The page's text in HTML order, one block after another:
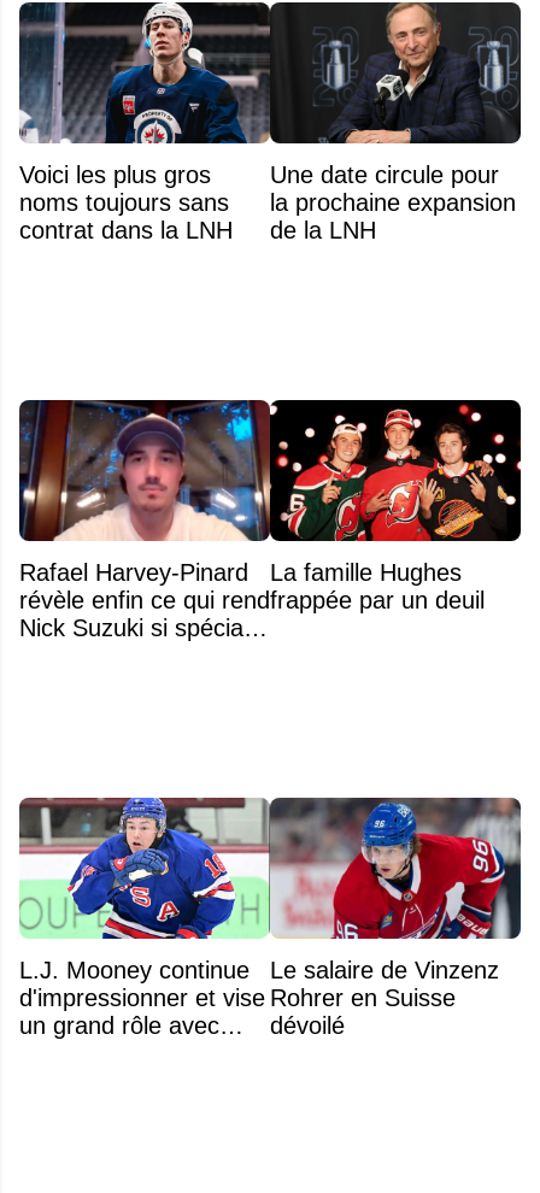
Voici les plus gros
noms toujours sans
contrat dans la LNH
Une date circule pour
la prochaine expansion
de la LNH
Rafael Harvey-Pinard
révèle enfin ce qui rend
Nick Suzuki si spécial
La famille Hughes
frappée par un deuil
L.J. Mooney continue
d'impressionner et vise
un grand rôle avec
Le salaire de Vinzenz
Rohrer en Suisse
dévoilé